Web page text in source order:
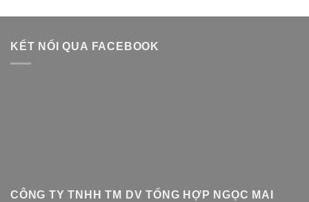
KẾT NỐI QUA FACEBOOK
CÔNG TY TNHH TM DV TỔNG HỢP NGỌC MAI